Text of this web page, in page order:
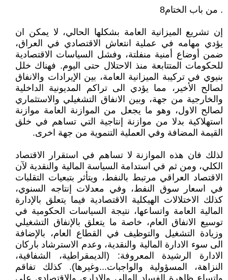
. من باب الختام8
إن تشريع الميزانية العامة بشكلها الحالي، لا يمكن ان
يؤدي مهامه في عملية انتعاش الاقتصادي في العراق،
ضمن أوضاع أمنية منفلتة، وفشل السياسات الاقتصادية
للحكومات المتتابعة منذ الاحتلال حتى اليوم. فهناك خلل
بنيوي في تركيبة الميزانية العامة، بين الإيرادات والانفاق
لصالح الأخير، مما يؤدي الى تراكم المديونية الداخلية
والخارجية من جهة، وبين الانفاق التشغيلي والاستثماري
لصالح الاول، وهو ما يجعل من الموازنة العامة موازنة
استهلاكية بدلا من موازنة إنتاجية التي تساهم في خلق
القيمة المضافة وفي العملية التنموية من جهة اخرى.
لذلك فان هذه الموازنة لا تساهم في استقرار الاقتصاد
الكلي، ومن ثم في استدامة السياسة المالية والنقدية لآن
الاقتصاد العراقي مرتبط بالنفط، ويتأثر بتبعيات التقلبات
في اسعار سوق النفط، وفي معدلات إنتاجه السنوي،
كذلك الاختلالات الهيكلية الاقتصادية فيما يتعلق بالإدارة
المالية العامة واتساعها، نتيجة السياسات الحكومية في
توسيع الانفاق العام، خاصة ما يتعلق بالإنفاق التشغيلي
وزيادة التشغيل والتوظيف في القطاع العام، بالإضافة
الى سوء الادارة المالية والنقدية، وعدم الاسترشاد باركان
الادارة الرشيدة المعروفة: (الديمقراطية، الشفافية،
النزاهة، المسؤولية والواجبات...وغيرها). كذلك تفاقم